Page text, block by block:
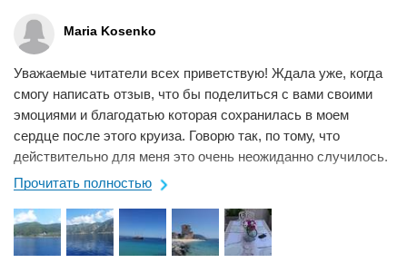
Maria Kosenko
Уважаемые читатели всех приветствую! Ждала уже, когда
смогу написать отзыв, что бы поделиться с вами своими
эмоциями и благодатью которая сохранилась в моем
сердце после этого круиза. Говорю так, по тому, что
действительно для меня это очень неожиданно случилось.
В Греции я отдыхаю часто, в ...
Прочитать полностью